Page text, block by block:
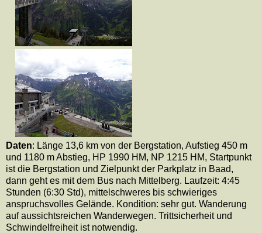
Daten: Länge 13,6 km von der Bergstation, Aufstieg 450 m
und 1180 m Abstieg, HP 1990 HM, NP 1215 HM, Startpunkt
ist die Bergstation und Zielpunkt der Parkplatz in Baad,
dann geht es mit dem Bus nach Mittelberg. Laufzeit: 4:45
Stunden (6:30 Std), mittelschweres bis schwieriges
anspruchsvolles Gelände. Kondition: sehr gut. Wanderung
auf aussichtsreichen Wanderwegen. Trittsicherheit und
Schwindelfreiheit ist notwendig.